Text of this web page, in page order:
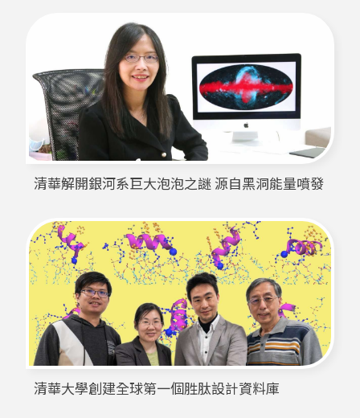
清華解開銀河系巨大泡泡之謎 源自黑洞能量噴發
清華大學創建全球第一個胜肽設計資料庫